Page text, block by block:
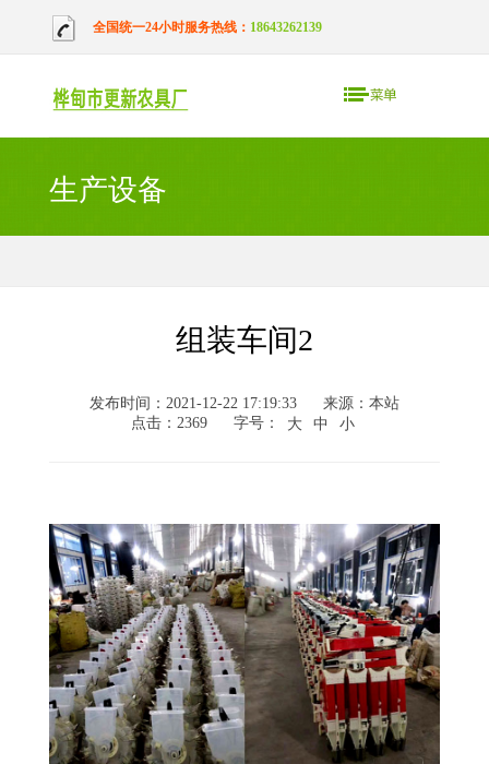
全国统一24小时服务热线： 18643262139
生产设备
组装车间2
发布时间：2021-12-22 17:19:33
来源：本站
点击：2369
字号： 大 中 小